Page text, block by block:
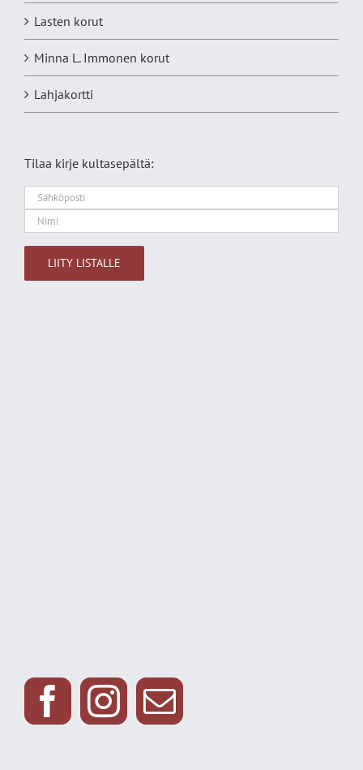
Lasten korut
Minna L. Immonen korut
Lahjakortti
Tilaa kirje kultasepältä: